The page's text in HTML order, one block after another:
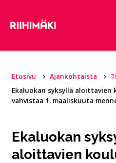
Etusivu Ajankohtaista
Ekaluokan syksyllä aloittavien
vahvistaa 1. maaliskuuta
Ekaluokan
aloittavien